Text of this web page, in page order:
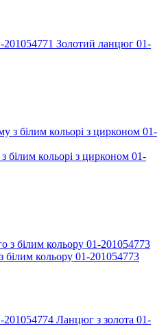
Золотий ланцюг 01-
білим кольорі з цирконом 01-
білим кольору 01-201054773
Ланцюг з золота 01-